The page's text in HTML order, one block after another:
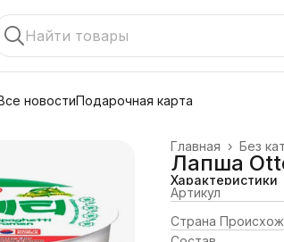
новостиПодарочная карта
Без
Главная ›
Лапша
Характеристики
Артикул
Страна